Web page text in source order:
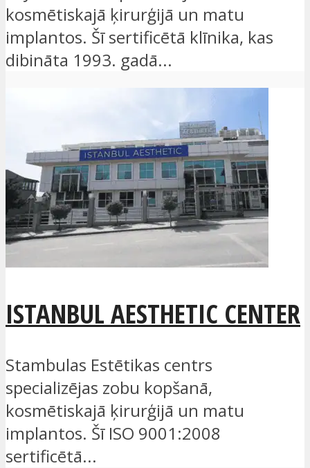
kosmētiskajā ķirurģijā un matu
implantos. Šī sertificētā klīnika, kas
dibināta 1993. gadā...
ISTANBUL AESTHETIC CENTER
Stambulas Estētikas centrs
specializējas zobu kopšanā,
kosmētiskajā ķirurģijā un matu
implantos. Šī ISO 9001:2008
sertificētā...